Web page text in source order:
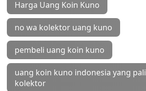
Harga Uang Koin Kuno
no wa kolektor uang kuno
pembeli uang koin kuno
uang koin kuno indonesia yang
kolektor